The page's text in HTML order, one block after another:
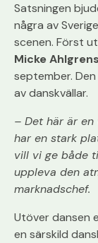
Satsningen
några av
scenen. Först
Micke Ahlgrens
september.
avdanskvällar.
– Det här är
har en stark
vill vi ge både
uppleva den
marknadschef.
Utöver dansen
en särskild dans